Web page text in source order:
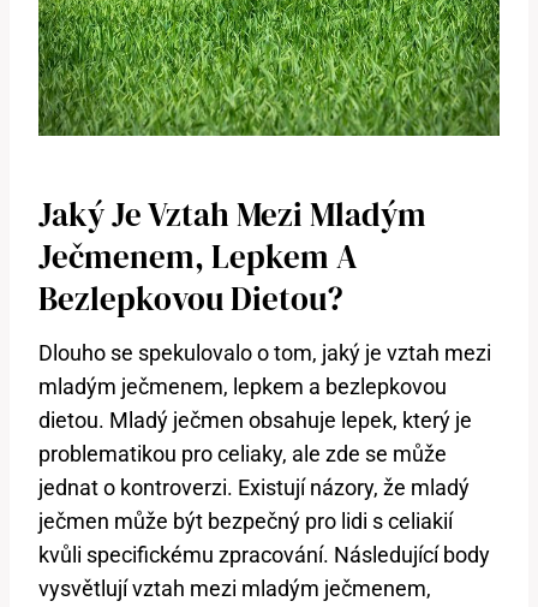
Jaký Je Vztah Mezi Mladým
Ječmenem, Lepkem A
Bezlepkovou Dietou?
Dlouho se spekulovalo o tom, jaký je vztah mezi
mladým ječmenem, lepkem a bezlepkovou
dietou. Mladý ječmen obsahuje lepek, který je
problematikou pro celiaky, ale zde se může
jednat o kontroverzi. Existují názory, že mladý
ječmen může být bezpečný pro lidi s celiakií
kvůli specifickému zpracování. Následující body
vysvětlují vztah mezi mladým ječmenem,